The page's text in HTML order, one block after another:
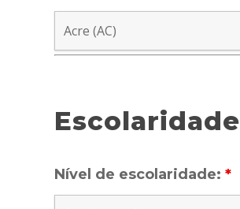
Escolaridade
Nível de escolaridade: *